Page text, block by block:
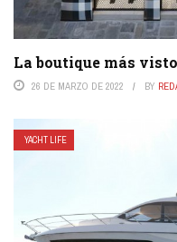
La boutique más
26 DE MARZO DE 2022 BY
YACHT LIFE